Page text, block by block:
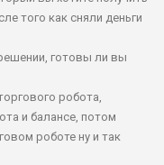
того как сняли деньги
готовы ли вы
робота,
и балансе, потом
роботе ну и так